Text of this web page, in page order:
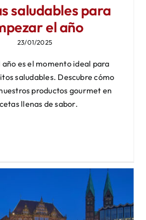
saludables para
el año
23/01/2025
año es el momento ideal para
saludables. Descubre cómo
productos gourmet en
llenas de sabor.